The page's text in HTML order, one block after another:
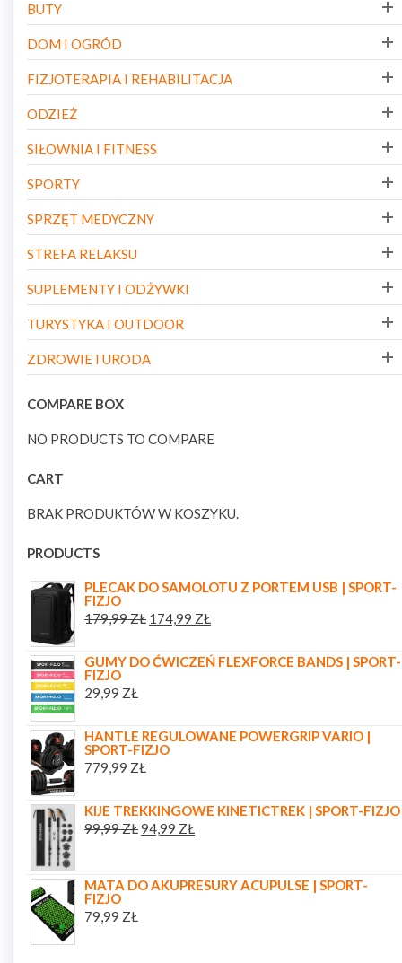
BUTY
DOM I OGRÓD
FIZJOTERAPIA I REHABILITACJA
ODZIEŻ
SIŁOWNIA I FITNESS
SPORTY
SPRZĘT MEDYCZNY
STREFA RELAKSU
SUPLEMENTY I ODŻYWKI
TURYSTYKA I OUTDOOR
ZDROWIE I URODA
COMPARE BOX
NO PRODUCTS TO COMPARE
CART
BRAK PRODUKTÓW W KOSZYKU.
PRODUCTS
PLECAK DO SAMOLOTU Z PORTEM USB | SPORT-
FIZJO
179,99ZŁ 174,99 ZŁ
GUMY DO ĆWICZEŃ FLEXFORCE BANDS | SPORT-
FIZJO
29,99 ZŁ
HANTLE REGULOWANE POWERGRIP VARIO |
SPORT-FIZJO
779,99 ZŁ
KIJE TREKKINGOWE KINETICTREK | SPORT-FIZJO
99,99ZŁ94,99 ZŁ
MATA DO AKUPRESURY ACUPULSE | SPORT-
FIZJO
79,99 ZŁ